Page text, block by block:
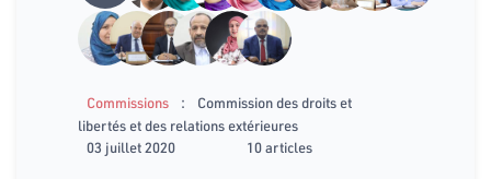
Commissions :
Commission des droits et
libertés et des relations extérieures
03 juillet 2020
10 articles